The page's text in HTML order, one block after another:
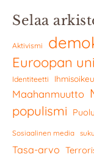
Selaa
Aktivismi
Euroopan
Identiteetti
Maahanmuutto
populismi
Sosiaalinen media
Tasa-arvo